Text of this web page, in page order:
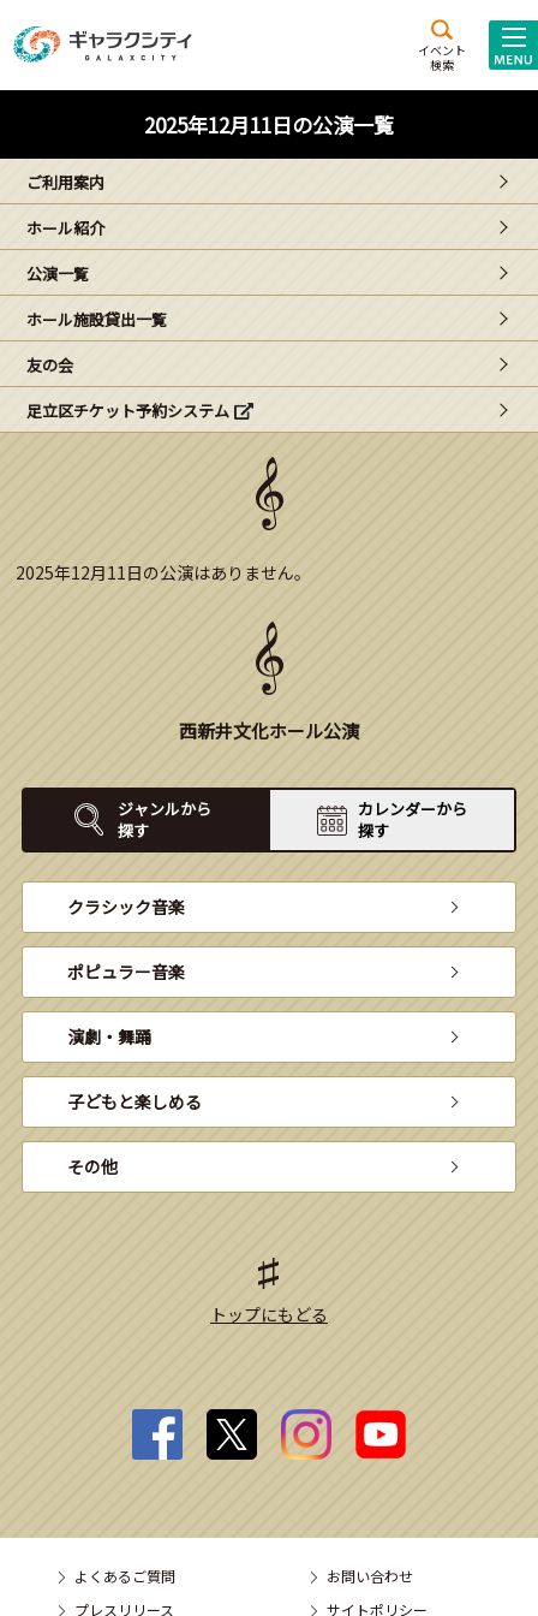
イベント
検索
施設案内
西新井
文化ホール
ギャラクシティとは
こどもみーてぃんぐ
Gがくえん
ブランドからのお知らせ
2025年12月11日の公演一覧
ご利用案内
ホール紹介
公演一覧
ホール施設貸出一覧
友の会
足立区チケット予約システム
2025年12月11日の公演はありません。
西新井文化ホール公演
ジャンルから
探す
カレンダーから
探す
クラシック音楽
ポピュラー音楽
演劇・舞踊
子どもと楽しめる
その他
トップにもどる
よくあるご質問
お問い合わせ
プレスリリース
サイトポリシー